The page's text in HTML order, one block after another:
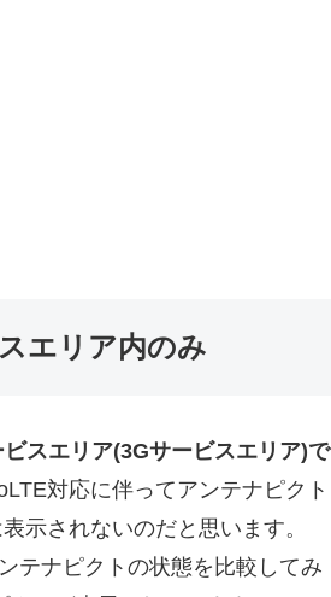
エリア内のみ
スエリア(3Gサービスエリア)で
対応に伴ってアンテナピクト
示されないのだと思います。
テナピクトの状態を比較してみ